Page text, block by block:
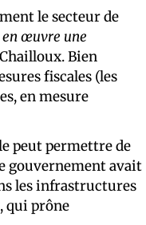
le secteur de
œuvre une
Bien
fiscales (les
en mesure
peut permettre de
gouvernement avait
les infrastructures
qui prône